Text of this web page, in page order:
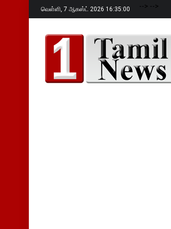
வெள்ளி, 7 ஆகஸ்ட் 2026 16:35:01 --> -->